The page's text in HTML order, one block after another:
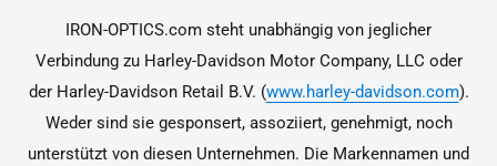
IRON-OPTICS.com steht unabhängig von jeglicher
Verbindung zu Harley-Davidson Motor Company, LLC oder
der Harley-Davidson Retail B.V. (www.harley-davidson.com).
Weder sind sie gesponsert, assoziiert, genehmigt, noch
unterstützt von diesen Unternehmen. Die Markennamen und